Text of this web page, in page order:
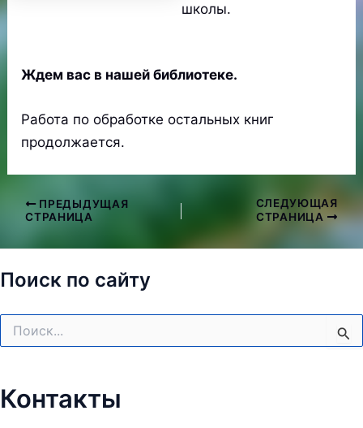
школы.
Ждем вас в нашей библиотеке.
Работа по обработке остальных книг
продолжается.
Навигация
записям
ПРЕДЫДУЩАЯ
СТРАНИЦА
СЛЕДУЮЩАЯ
СТРАНИЦА
Поиск по сайту
Контакты